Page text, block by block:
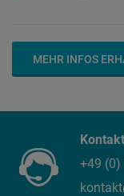
MEHR INFOS
Kontakt
+49 (0)